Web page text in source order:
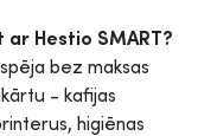
Hestio SMART?
bez maksas
- kafijas
higiēnas